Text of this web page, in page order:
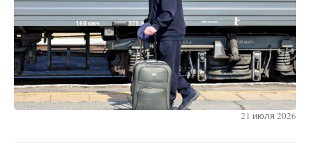
21 июля 2026